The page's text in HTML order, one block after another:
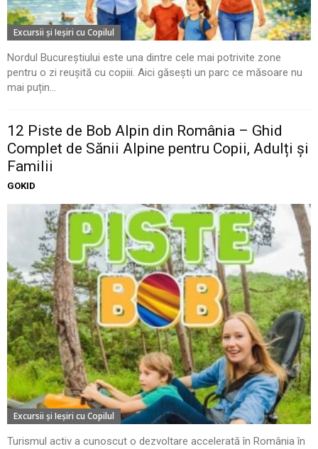
Excursii şi Ieşiri cu Copilul
Nordul Bucureștiului este una dintre cele mai potrivite zone
pentru o zi reușită cu copiii. Aici găsești un parc ce măsoare nu
mai puțin...
12 Piste de Bob Alpin din România – Ghid
Complet de Sănii Alpine pentru Copii, Adulți și
Familii
GOKID
Excursii şi Ieşiri cu Copilul
Turismul activ a cunoscut o dezvoltare accelerată în România în